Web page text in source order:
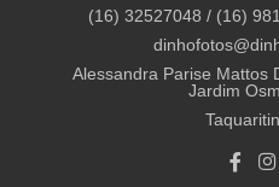
(16) 32527048 / (16)
Alessandra Parise Mattos
Jardim